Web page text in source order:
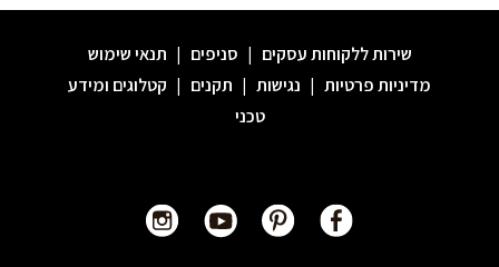
שירות ללקוחות עסקים | סניפים | תנאי שימוש
מדיניות פרטיות | נגישות | תקנים | קטלוגים ומידע
טכני